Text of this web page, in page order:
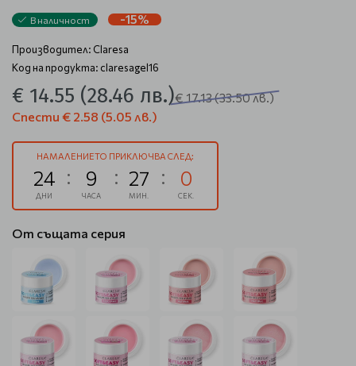
В наличност -15%
Производител: Claresa
Код на продукта: claresagel16
€ 14.55 (28.46 лв.)€ 17.13(33.50 лв.)
Спести € 2.58 (5.05 лв.)
НАМАЛЕНИЕТО ПРИКЛЮЧВА СЛЕД:
24
ДНИ
9
ЧАСА
26
МИН.
59
СЕК.
От същата серия